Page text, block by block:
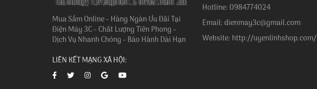
Mua Sắm Online - Hàng Ngàn Ưu Đãi Tại
Điện Máy 3C - Chất Lượng Tiên Phong -
Dịch Vụ Nhanh Chóng - Bảo Hành Dài Hạn
LIÊN KẾT MẠNG XÃ HỘI:
Hotline: 0984774024
Email: dienmay3c@gmail.com
Website: http://uyenlinhshop.com/